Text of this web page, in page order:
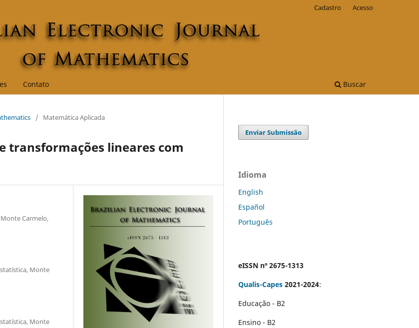
Contato Buscar
Cadastro Acesso
/ Matemática Aplicada
transformações lineares com
Carmelo,
Monte
Monte
Enviar Submissão
Idioma
English
Español
Português
eISSN nº 2675-1313
Qualis-Capes 2021-2024:
Educação - B2
Ensino - B2